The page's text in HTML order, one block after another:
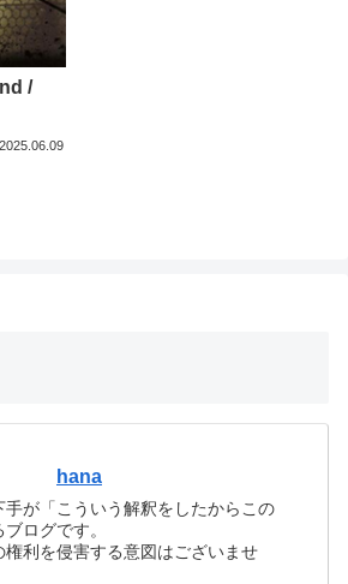
/
2025.06.09
hana
手が「こういう解釈をしたからこの
ログです。
権利を侵害する意図はございませ